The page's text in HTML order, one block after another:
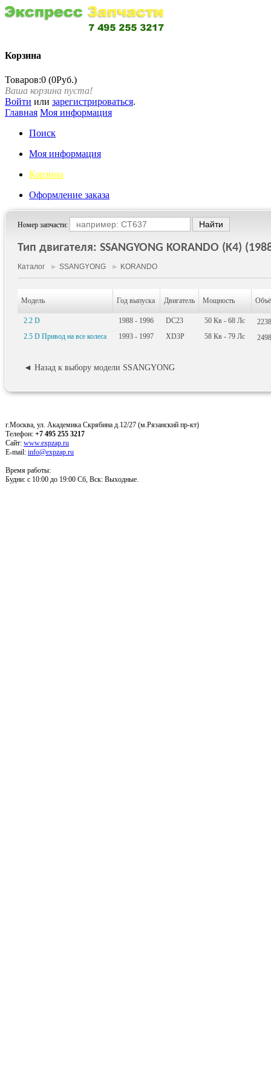
Корзина
Товаров:0 (0Руб.)
Ваша корзина пуста!
Войти или зарегистрироваться.
Главная Моя информация
Поиск
Моя информация
Корзина
Оформление заказа
Номер запчасти:
Тип двигателя: SSANGYONG KORANDO (K4)
Каталог ► SSANGYONG ► KORANDO
Модель Год выпуска Двигатель Мощность
2.2 D 1988 - 1996 DC23 50 Кв - 68 Лс
2.5 D Привод на все колеса
1993 - 1997 XD3P 58 Кв - 79 Лс
◄ Назад к выбору модели SSANGYONG
г.Москва, ул. Академика Скрябина д.12/27 (м.Рязанский пр-кт)
Телефон: +7 495 255 3217
Сайт: www.expzap.ru
E-mail: info@expzap.ru
Время работы:
Будни: c 10:00 до 19:00 Сб, Вск: Выходные.